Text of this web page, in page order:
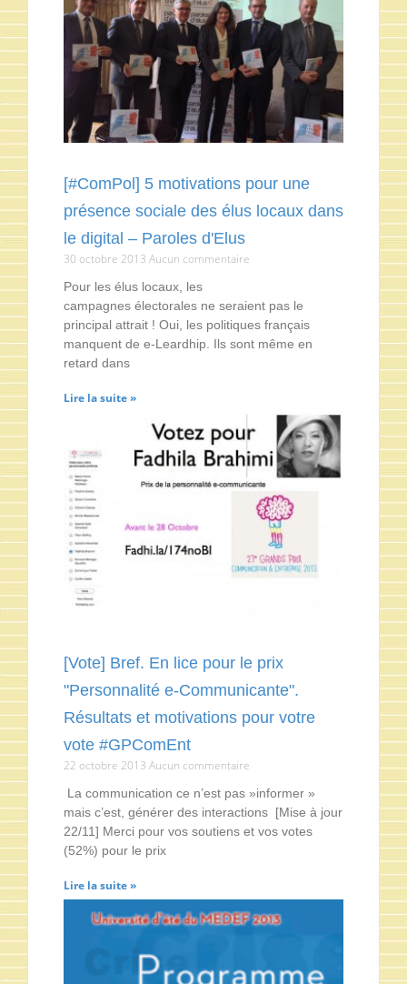
[#ComPol] 5 motivations pour une
présence sociale des élus locaux dans
le digital – Paroles d'Elus
30 octobre 2013 Aucun commentaire
Pour les élus locaux, les
campagnes électorales ne seraient pas le
principal attrait ! Oui, les politiques français
manquent de e-Leardhip. Ils sont même en
retard dans
Lire la suite »
[Vote] Bref. En lice pour le prix
"Personnalité e-Communicante".
Résultats et motivations pour votre
vote #GPComEnt
22 octobre 2013 Aucun commentaire
La communication ce n’est pas »informer »
mais c’est, générer des interactions [Mise à jour
22/11] Merci pour vos soutiens et vos votes
(52%) pour le prix
Lire la suite »